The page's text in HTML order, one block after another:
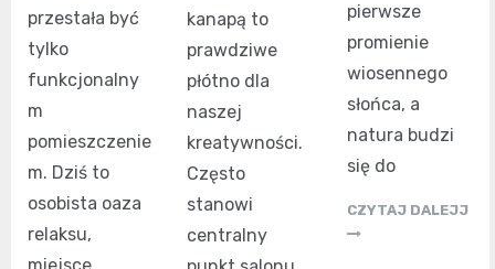
przestała być
tylko
funkcjonalny
m
pomieszczenie
m. Dziś to
osobista oaza
relaksu,
kanapą to
prawdziwe
płótno dla
naszej
kreatywności.
Często
stanowi
centralny
pierwsze
promienie
wiosennego
słońca, a
natura budzi
się do
CZYTAJ DALEJJ